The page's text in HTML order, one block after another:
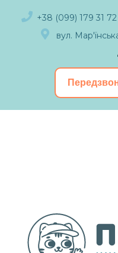
+38 (099) 179 31 72
вул.